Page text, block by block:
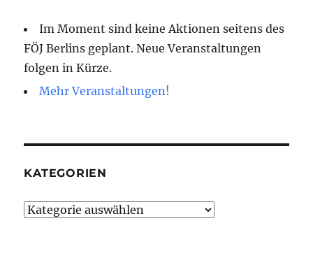
Im Moment sind keine Aktionen seitens des
FÖJ Berlins geplant. Neue Veranstaltungen
folgen in Kürze.
Mehr Veranstaltungen!
KATEGORIEN
Kategorien